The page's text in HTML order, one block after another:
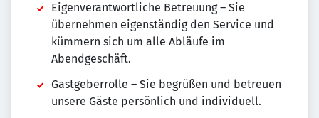
Eigenverantwortliche Betreuung – Sie
übernehmen eigenständig den Service und
kümmern sich um alle Abläufe im
Abendgeschäft.
Gastgeberrolle – Sie begrüßen und betreuen
unsere Gäste persönlich und individuell.